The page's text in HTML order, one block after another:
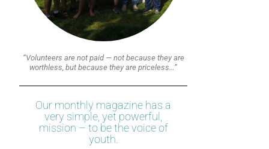
“Volunteers are not paid — not because they are
worthless, but because they are priceless…”
Our monthly magazine has a
very simple, yet powerful,
mission – to be the voice of
youth.